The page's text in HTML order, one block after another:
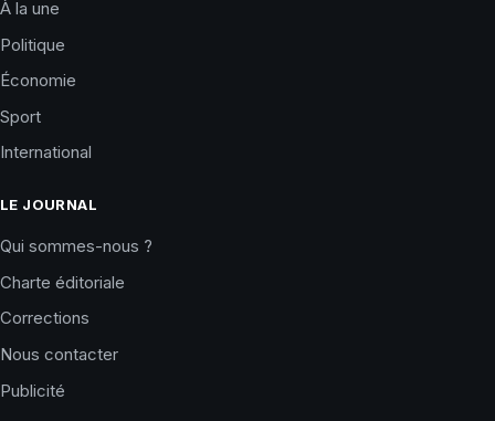
À la une
Politique
Économie
Sport
International
LE JOURNAL
Qui sommes-nous ?
Charte éditoriale
Corrections
Nous contacter
Publicité